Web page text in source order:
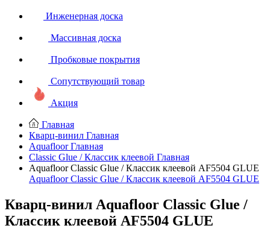
Инженерная доска
Массивная доска
Пробковые покрытия
Сопутствующий товар
Акция
Главная
Кварц-винил Главная
Aquafloor Главная
Classic Glue / Классик клеевой Главная
Aquafloor Classic Glue / Классик клеевой AF5504 GLUE
Aquafloor Classic Glue / Классик клеевой AF5504 GLUE
Кварц-винил Aquafloor Classic Glue /
Классик клеевой AF5504 GLUE